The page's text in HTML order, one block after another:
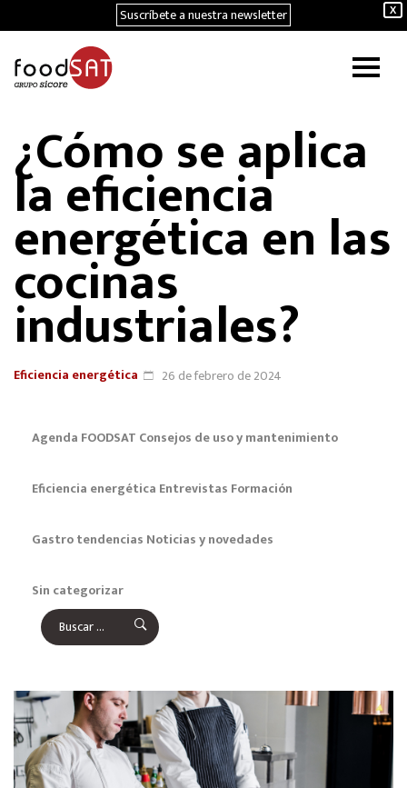
X
Suscríbete a nuestra newsletter
¿Cómo se aplica
la eficiencia
energética en las
cocinas
industriales?
Eficiencia energética 26 de febrero de 2024
Agenda FOODSAT Consejos de uso y mantenimiento
Eficiencia energética Entrevistas Formación
Gastro tendencias Noticias y novedades
Sin categorizar